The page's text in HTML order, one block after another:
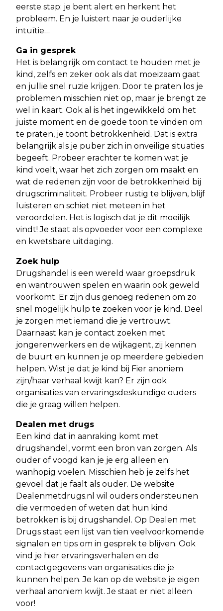
eerste stap: je bent alert en herkent het
probleem. En je luistert naar je ouderlijke
intuïtie…
Ga in gesprek
Het is belangrijk om contact te houden met je
kind, zelfs en zeker ook als dat moeizaam gaat
en jullie snel ruzie krijgen. Door te praten los je
problemen misschien niet op, maar je brengt ze
wel in kaart. Ook al is het ingewikkeld om het
juiste moment en de goede toon te vinden om
te praten, je toont betrokkenheid. Dat is extra
belangrijk als je puber zich in onveilige situaties
begeeft. Probeer erachter te komen wat je
kind voelt, waar het zich zorgen om maakt en
wat de redenen zijn voor de betrokkenheid bij
drugscriminaliteit. Probeer rustig te blijven, blijf
luisteren en schiet niet meteen in het
veroordelen. Het is logisch dat je dit moeilijk
vindt! Je staat als opvoeder voor een complexe
en kwetsbare uitdaging.
Zoek hulp
Drugshandel is een wereld waar groepsdruk
en wantrouwen spelen en waarin ook geweld
voorkomt. Er zijn dus genoeg redenen om zo
snel mogelijk hulp te zoeken voor je kind. Deel
je zorgen met iemand die je vertrouwt.
Daarnaast kan je contact zoeken met
jongerenwerkers en de wijkagent, zij kennen
de buurt en kunnen je op meerdere gebieden
helpen. Wist je dat je kind bij Fier anoniem
zijn/haar verhaal kwijt kan? Er zijn ook
organisaties van ervaringsdeskundige ouders
die je graag willen helpen.
Dealen met drugs
Een kind dat in aanraking komt met
drugshandel, vormt een bron van zorgen. Als
ouder of voogd kan je je erg alleen en
wanhopig voelen. Misschien heb je zelfs het
gevoel dat je faalt als ouder. De website
Dealenmetdrugs.nl wil ouders ondersteunen
die vermoeden of weten dat hun kind
betrokken is bij drugshandel. Op Dealen met
Drugs staat een lijst van tien veelvoorkomende
signalen en tips om in gesprek te blijven. Ook
vind je hier ervaringsverhalen en de
contactgegevens van organisaties die je
kunnen helpen. Je kan op de website je eigen
verhaal anoniem kwijt. Je staat er niet alleen
voor!